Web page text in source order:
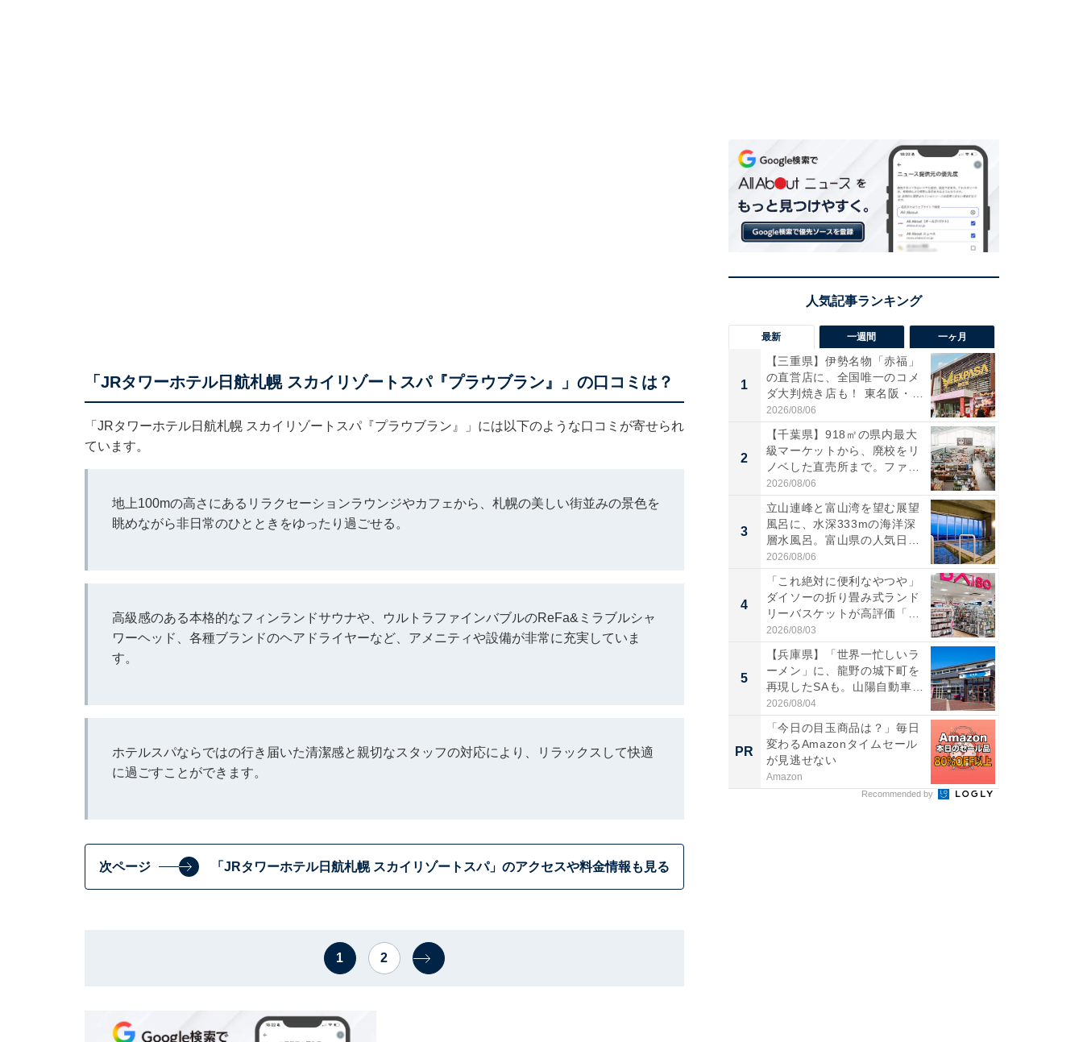
「JRタワーホテル日航札幌 スカイリゾートスパ『プラウブラン』」の口コミは？
「JRタワーホテル日航札幌 スカイリゾートスパ『プラウブラン』」には以下のような口コミが寄せられ
ています。
地上100mの高さにあるリラクセーションラウンジやカフェから、札幌の美しい街並みの景色を
眺めながら非日常のひとときをゆったり過ごせる。
高級感のある本格的なフィンランドサウナや、ウルトラファインバブルのReFa&ミラブルシャ
ワーヘッド、各種ブランドのヘアドライヤーなど、アメニティや設備が非常に充実していま
す。
ホテルスパならではの行き届いた清潔感と親切なスタッフの対応により、リラックスして快適
に過ごすことができます。
次ページ 「JRタワーホテル日航札幌 スカイリゾートスパ」のアクセスや料金情報も見る
1 2
最新 一週間 一ヶ月
1
【三重県】伊勢名物「赤福」
の直営店に、全国唯一のコメ
ダ大判焼き店も！ 東名阪・
伊...
2026/08/06
2
【千葉県】918㎡の県内最大
級マーケットから、廃校をリ
ノベした直売所まで。ファ
ー...
2026/08/06
3
立山連峰と富山湾を望む展望
風呂に、水深333mの海洋深
層水風呂。富山県の人気日
帰...
2026/08/06
4
「これ絶対に便利なやつや」
ダイソーの折り畳み式ランド
リーバスケットが高評価「使
わ...
2026/08/03
5
【兵庫県】「世界一忙しいラ
ーメン」に、龍野の城下町を
再現したSAも。山陽自動車
道...
2026/08/04
PR
「今日の目玉商品は？」毎日
変わるAmazonタイムセール
が見逃せない
Amazon
Recommended by